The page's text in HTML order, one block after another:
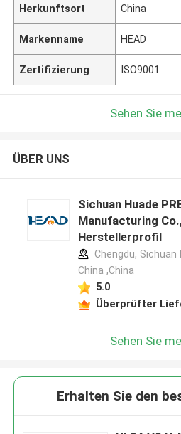
Herkunftsort China
Markenname HEAD
Zertifizierung ISO9001
Sehen Sie
ÜBER UNS
Sichuan Huade
Manufacturing
Herstellerprofil
Chengdu, Sichuan
China ,China
5.0
Überprüfter
Sehen Sie
Erhalten Sie den